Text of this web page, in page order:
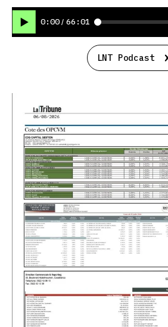
0:00 / 66:01
LNT Podcast